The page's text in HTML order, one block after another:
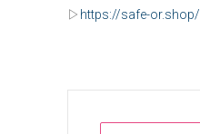
▷ https://safe-or.shop/